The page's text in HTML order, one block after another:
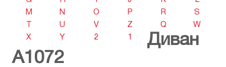
M
N O P R
S
U V Z Q
W
X
Y 2 1
Диван
A1072